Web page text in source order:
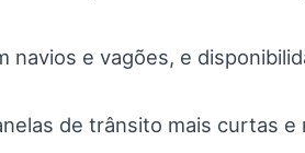
navios e vagões, e
de trânsito mais curtas e